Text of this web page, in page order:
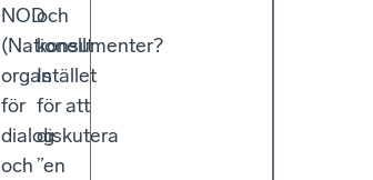
NOD
(Nationellt
organ
för
dialog
och
och
konsumenter?
Istället
för att
diskutera
”en